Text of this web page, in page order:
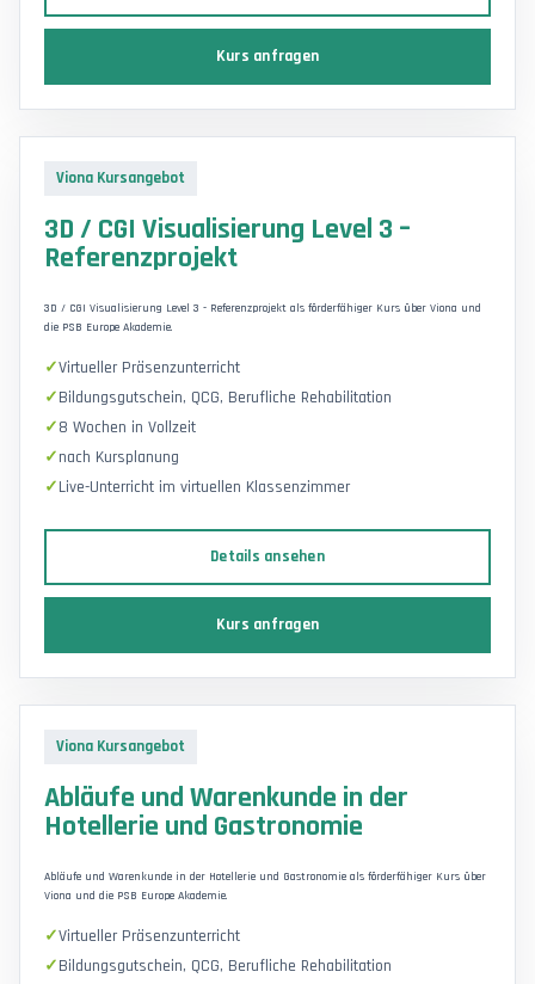
Kurs anfragen
Viona Kursangebot
3D / CGI Visualisierung Level 3 –
Referenzprojekt
3D / CGI Visualisierung Level 3 - Referenzprojekt als förderfähiger Kurs über Viona und
die PSB Europe Akademie.
Virtueller Präsenzunterricht
Bildungsgutschein, QCG, Berufliche Rehabilitation
8 Wochen in Vollzeit
nach Kursplanung
Live-Unterricht im virtuellen Klassenzimmer
Details ansehen
Kurs anfragen
Viona Kursangebot
Abläufe und Warenkunde in der
Hotellerie und Gastronomie
Abläufe und Warenkunde in der Hotellerie und Gastronomie als förderfähiger Kurs über
Viona und die PSB Europe Akademie.
Virtueller Präsenzunterricht
Bildungsgutschein, QCG, Berufliche Rehabilitation